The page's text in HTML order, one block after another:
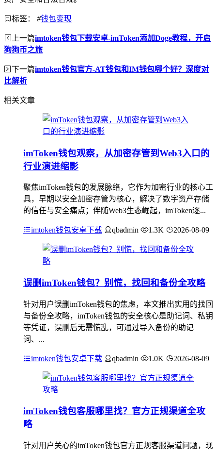
标签： #钱包变现
上一篇imtoken钱包下载安卓-imToken添加Doge教程，开启
狗狗币之旅
下一篇imtoken钱包官方-AT钱包和IM钱包哪个好？深度对
比解析
相关文章
imToken钱包观察，从加密存管到Web3入口的
行业演进缩影
聚焦imToken钱包的发展脉络，它作为加密行业的核心工
具，早期以安全加密存管为核心，解决了数字资产存储
的信任与安全痛点；伴随Web3生态崛起，imToken逐...
imtoken钱包安卓下载 qbadmin 1.3K 2026-08-09
误删imToken钱包？别慌，找回和备份全攻略
针对用户误删imToken钱包的焦虑，本文推出实用的找回
与备份全攻略，imToken钱包的安全核心是助记词、私钥
等凭证，误删后无需慌乱，可通过导入备份的助记
词、...
imtoken钱包安卓下载 qbadmin 1.0K 2026-08-09
imToken钱包客服哪里找？官方正规渠道全攻
略
针对用户关心的imToken钱包官方正规客服渠道问题，现